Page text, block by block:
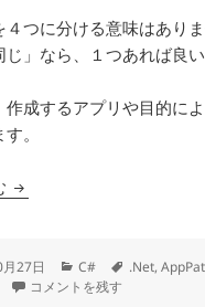
つに分ける意味はありま
」なら、１つあれば良い
作成するアプリや目的に
。
【.Net】アプリのパスを
27日
カ
テ
C#
タ
.Net,
【.Net】アプリのパスを取
コメントを残す